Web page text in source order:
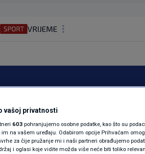
VRIJEME
REGIJA
MAGAZIN
KOLUMNE
NATO
VIJESTI 0 komentara
vašoj privatnosti
603 pohranjujemo osobne podatke, kao što su
na vašem uređaju. Odabirom opcije Prihvaćam
za čije pružanje mi i naši partneri obrađujemo
i oglasi koje vidite možda više neće biti toliko